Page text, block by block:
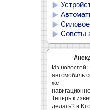
Советы
Из
автомобиль
же
Теперь к
делать? и